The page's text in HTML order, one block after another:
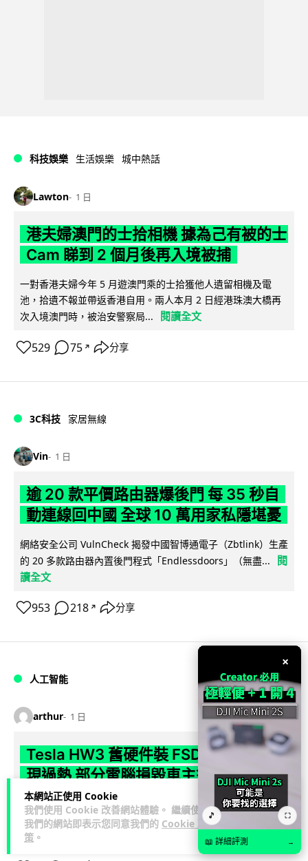
本網站正使用 Cookie
我們使用 Cookie 改善網站體驗。 繼續使用
我們的網站即表示您同意我們的 Cookie 政
策 。
科技娛樂 生活娛樂 城中熱話
Lawton 1 日
港夫婦澳門的士拾相機 據為己有被的士
Cam 睇到 2 個月後再入境被捕
一對香港夫婦今年 5 月遊澳門乘的士拾獲他人遺留相機及電
池，拾遺不報並帶返香港自用。兩人本月 2 日經港珠澳大橋再
次入境澳門時，被治安警察局...
閱讀全文
529 75 ↗ 分享
3C科技 家居無線
Vin 1 日
逾 20 款平價路由器爆後門 每 35 秒自
動連線回中國 全球 10 萬用家私隱堪憂
網絡安全公司 VulnCheck 揭發中國智博通電子（Zbtlink）生產
的 20 多款路由器內置後門程式「Endlessdoors」（無盡...
閱
讀全文
953 218 ↗ 分享
人工智能
arthur 1 日
Tesla HW3 舊硬件裝 FSD v14 Lite 頻
現過熱 部分電腦損毀車主須自費維修
Tesla 向 HW3 舊車款推送 FSD v14 Lite 系統，引發大量車主反
映自動駕駛電腦嚴重過熱，部分更觸發高溫保護甚至直接燒
毀，須...
×
🎵 ⛶
📖 詳細評測 →